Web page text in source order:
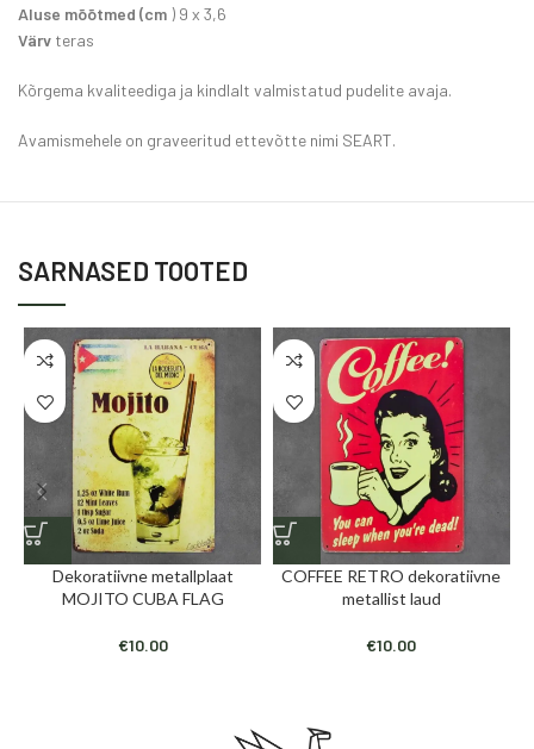
Aluse mõõtmed (cm ) 9 x 3,6
Värv teras
Kõrgema kvaliteediga ja kindlalt valmistatud pudelite avaja.
Avamismehele on graveeritud ettevõtte nimi SEART.
SARNASED TOOTED
Dekoratiivne metallplaat
MOJITO CUBA FLAG
€10.00
COFFEE RETRO dekoratiivne
metallist laud
€10.00